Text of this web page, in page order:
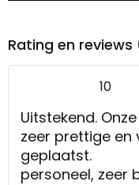
Rating en reviews
10
Uitstekend.
zeer prettige en
geplaatst.
personeel, zeer